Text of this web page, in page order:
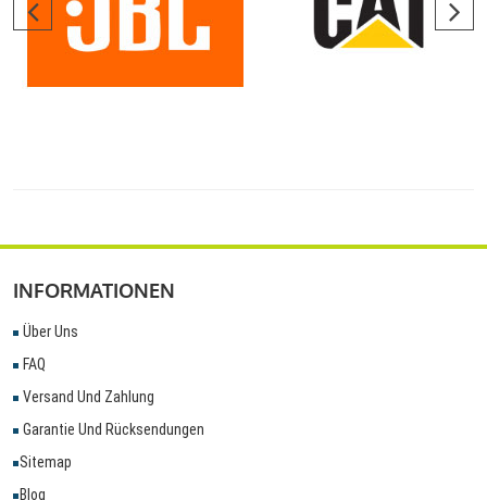
INFORMATIONEN
Über Uns
FAQ
Versand Und Zahlung
Garantie Und Rücksendungen
Sitemap
Blog